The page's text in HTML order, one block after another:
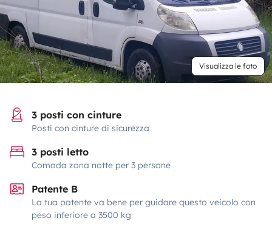
Visualizza le foto
3 posti con cinture
Posti con cinture di sicurezza
3 posti letto
Comoda zona notte per 3 persone
Patente B
La tua patente va bene per guidare questo veicolo con
peso inferiore a 3500 kg